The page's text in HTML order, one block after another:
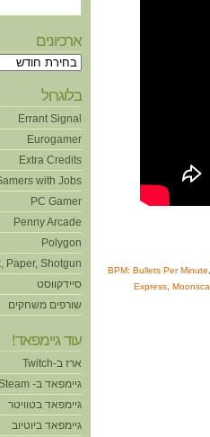
BPM: Bullets Per Minute
Express
ארכיונים
ארכיונים
בלוגרול
Errant Signal
Eurogamer
Extra Credits
with Jobs
PC Gamer
Penny Arcade
Polygon
Paper, Shotgun
סיידקווסט
שורפים משחקים
עוד גיימפאד!
ארז ב-Twitch
גיימפאד ב- Steam
גיימפאד בטוויטר
גיימפאד ביוטיוב